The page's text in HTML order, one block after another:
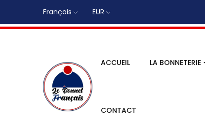
Français EUR
ACCUEIL LA BONNETERIE
CONTACT